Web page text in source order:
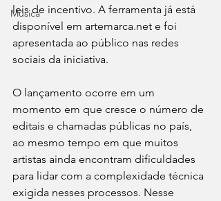
Música
leis de incentivo. A ferramenta já está
disponível em artemarca.net e foi
apresentada ao público nas redes
sociais da iniciativa.
O lançamento ocorre em um
momento em que cresce o número de
editais e chamadas públicas no país,
ao mesmo tempo em que muitos
artistas ainda encontram dificuldades
para lidar com a complexidade técnica
exigida nesses processos. Nesse